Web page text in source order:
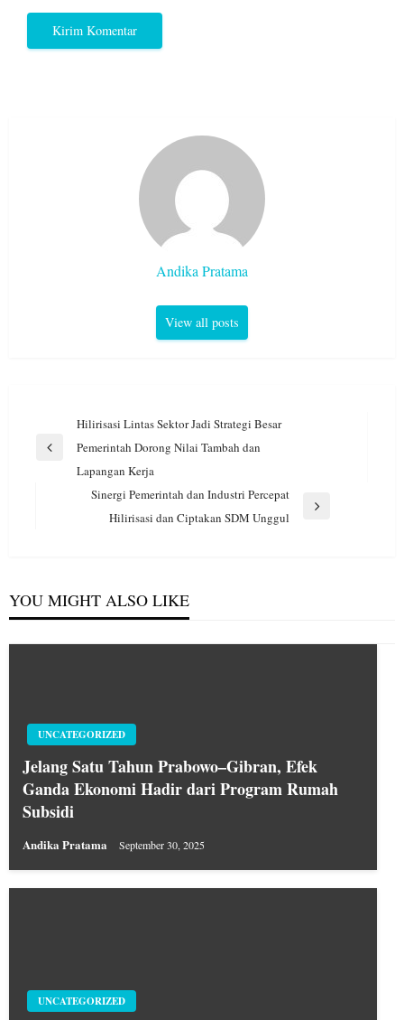
Andika Pratama
View all posts
Navigasi
pos
Hilirisasi Lintas Sektor Jadi Strategi Besar
Pemerintah Dorong Nilai Tambah dan
Lapangan Kerja
Sinergi Pemerintah dan Industri Percepat
Hilirisasi dan Ciptakan SDM Unggul
YOU MIGHT ALSO LIKE
UNCATEGORIZED
Jelang Satu Tahun Prabowo–Gibran, Efek
Ganda Ekonomi Hadir dari Program Rumah
Subsidi
Andika Pratama September 30, 2025
UNCATEGORIZED